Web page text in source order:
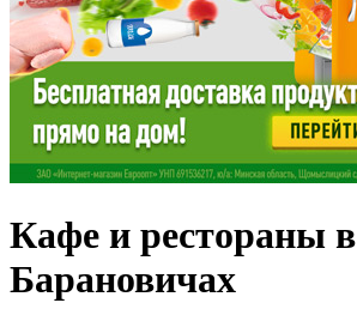
Кафе и рестораны в
Барановичах